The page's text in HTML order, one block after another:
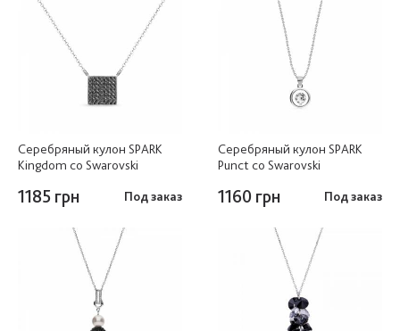
Серебряный кулон SPARK
Kingdom со Swarovski
1185 грн Под заказ
Серебряный кулон SPARK
Punct со Swarovski
1160 грн Под заказ